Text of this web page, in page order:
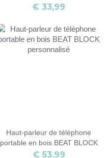
broderie de nom pour Apple
€ 33,99
Haut-parleur de téléphone
portable en bois BEAT BLOCK
personnalisé
€ 53,99